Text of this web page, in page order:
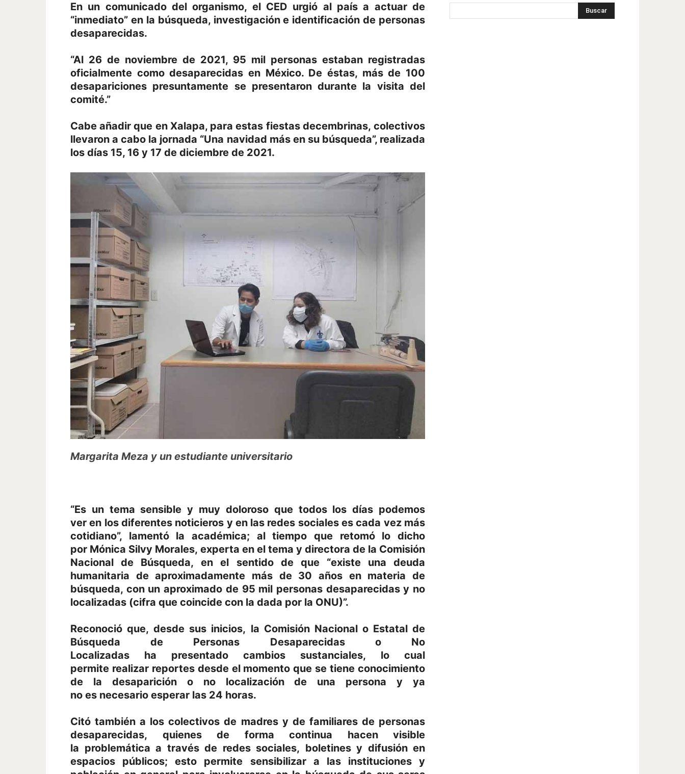
En un comunicadodel organismo, el CED urgió al país a actuar de
“inmediato” en la búsqueda, investigación e identificación de personas
desaparecidas.
“Al 26 de noviembre de 2021, 95 mil personas estaban registradas
oficialmente como desaparecidas en México. De éstas, más de 100
desapariciones presuntamente se presentaron durante la visita del
comité.”
Cabe añadir que en Xalapa, para estas fiestas decembrinas, colectivos
llevaron a cabo la jornada “Una navidad más en su búsqueda”, realizada
los días 15, 16 y 17 de diciembre de 2021.
Margarita Meza y un estudiante universitario
“Es un tema sensible y muy doloroso que todos los días podemos
ver en los diferentes noticieros y en las redes sociales es cada vez más
cotidiano”, lamentó la académica; al tiempo que retomó lo dicho
por Mónica Silvy Morales, experta en el tema y directora de la Comisión
Nacional de Búsqueda, en el sentido de que “existe una deuda
humanitaria de aproximadamente más de 30 años en materia de
búsqueda, con un aproximado de 95 mil personas desaparecidas y no
localizadas (cifra que coincide con la dada por la ONU)”.
Reconoció que, desde sus inicios, la Comisión Nacional o Estatal de
Búsqueda de Personas Desaparecidas o No
Localizadas ha presentado cambios sustanciales, lo cual
permite realizar reportes desde el momento que se tiene conocimiento
de la desaparición o no localización de una persona y ya
no es necesario esperar las 24 horas.
Citó también a los colectivos de madres y de familiares de personas
desaparecidas, quienes de forma continua hacen visible
la problemática a través de redes sociales, boletines y difusión en
espacios públicos; esto permite sensibilizar a las instituciones y